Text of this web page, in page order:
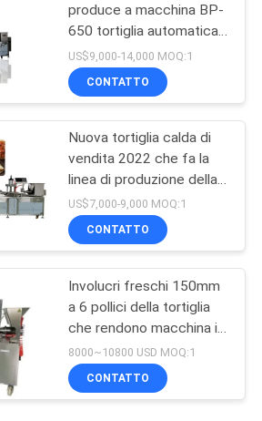
produce a macchina BP-
650 tortiglia automatica
che fa macchina
US$9,000-14,000 MOQ:1
CONTATTO
Nuova tortiglia calda di
vendita 2022 che fa la
linea di produzione della
tortiglia della macchina
BP-550
US$7,000-9,000 MOQ:1
CONTATTO
Involucri freschi 150mm
a 6 pollici della tortiglia
che rendono macchina in
pieno automatica
8000~10800 USD MOQ:1
CONTATTO